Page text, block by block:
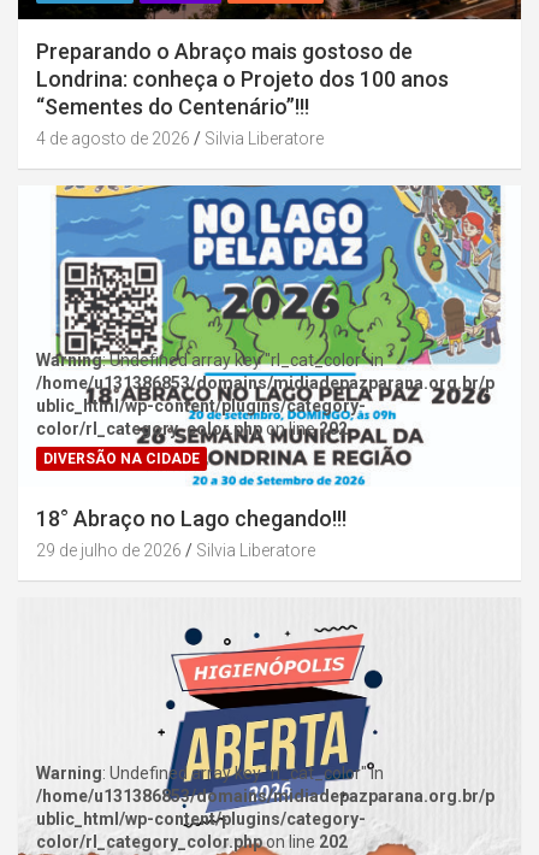
Preparando o Abraço mais gostoso de
Londrina: conheça o Projeto dos 100 anos
“Sementes do Centenário”!!!
4 de agosto de 2026 Silvia Liberatore
Warning: Undefined array key "rl_cat_color" in
/home/u131386853/domains/midiadepazparana.org.br/p
ublic_html/wp-content/plugins/category-
color/rl_category_color.phpon line202
DIVERSÃO NA CIDADE
18° Abraço no Lago chegando!!!
29 de julho de 2026 Silvia Liberatore
Warning: Undefined array key "rl_cat_color" in
/home/u131386853/domains/midiadepazparana.org.br/p
ublic_html/wp-content/plugins/category-
color/rl_category_color.phpon line 202